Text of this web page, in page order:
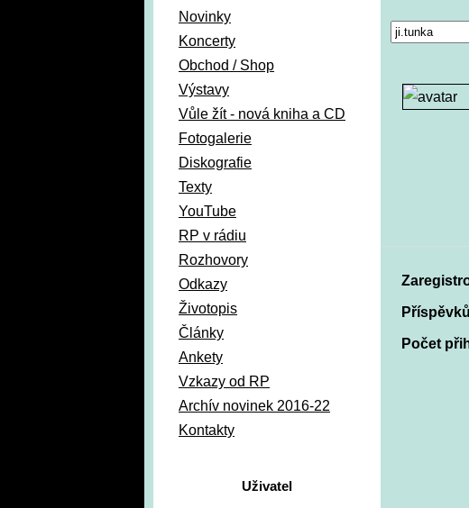
Novinky
Koncerty
Obchod / Shop
Výstavy
Vůle žít - nová kniha a CD
Fotogalerie
Diskografie
Texty
YouTube
RP v rádiu
Rozhovory
Odkazy
Životopis
Články
Ankety
Vzkazy od RP
Archív novinek 2016-22
Kontakty
Uživatel
Příspěvků
Počet